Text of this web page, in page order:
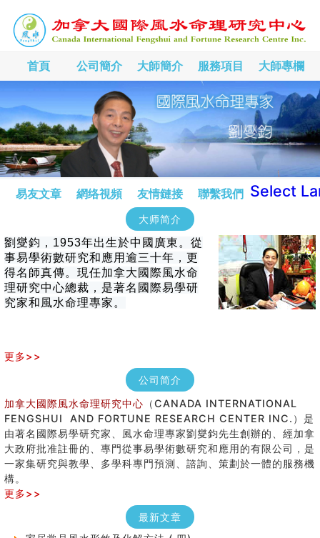
首頁 公司簡介 大師簡介 服務項目 大師專欄
易友文章 網络視頻 友情鏈接 聯繫我們 Select
大师简介
劉燮鈞，1953年出生於中國廣東。從
事易學術數研究和應用逾三十年，更
得名師真傳。現任加拿大國際風水命
理研究中心總裁，是著名國際易學研
究家和風水命理專家。
更多>>
公司简介
加拿大國際風水命理研究中心 （CANADA INTERNATIONAL
FENGSHUI AND FORTUNE RESEARCH CENTER INC.）是
由著名國際易學研究家、風水命理專家劉燮鈞先生創辦的、經加拿
大政府批准註冊的、專門從事易學術數研究和應用的有限公司，是
一家集研究與教學、多學科專門預測、諮詢、策劃於一體的服務機
構。
更多>>
最新文章
女性起名的用字講究
香港巨富霍英東命造 (名人八字淺析十）
購房十大風水原則 (上)
商舖大門的風水原則 (下)
手指饱满福运加身，这种手相福运在何处？
家居常見風水形煞及化解方法 ( 四)